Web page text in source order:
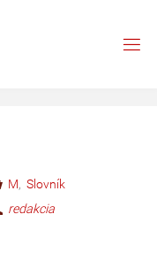
M, Slovník
redakcia